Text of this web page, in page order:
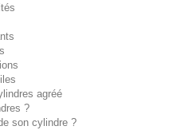
agréé
?
son cylindre ?